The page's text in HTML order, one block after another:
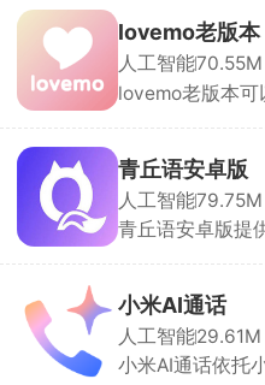
电脑防关联。集
小时批量选品、
TikTok Shop、
+ 平台。另提供
万店铺，适合跨
播卖家。
lovemo老版本
人工智能70.55M
lovemo老版本可
人感的情绪反馈
记忆总结功能，
人设，让每一次
忆。
青丘语安卓版
人工智能79.75M
青丘语安卓版提
性别、声音等等
你的专属虚拟伴
本让AI跟随剧情
预期还可回改历
小米AI通话
人工智能29.61M
小米AI通话依托